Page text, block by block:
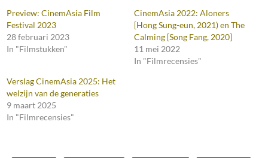
Preview: CinemAsia Film
Festival 2023
28 februari 2023
In "Filmstukken"
CinemAsia 2022: Aloners
[Hong Sung-eun, 2021) en The
Calming [Song Fang, 2020]
11 mei 2022
In "Filmrecensies"
Verslag CinemAsia 2025: Het
welzijn van de generaties
9 maart 2025
In "Filmrecensies"